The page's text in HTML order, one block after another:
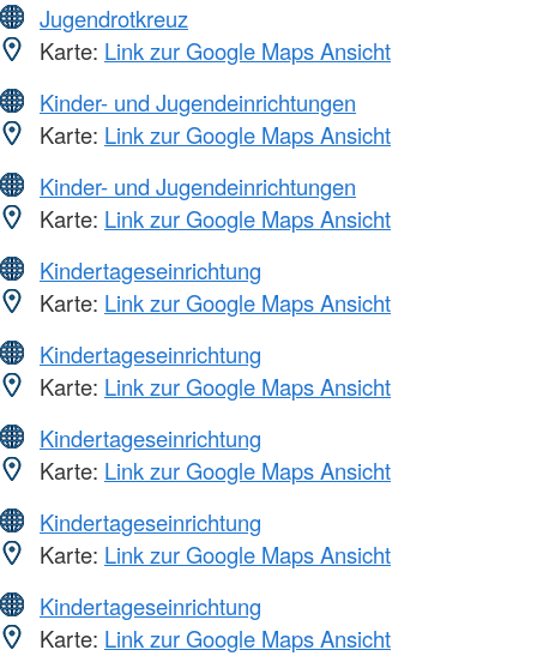
Jugendrotkreuz
Karte: Link zur Google Maps Ansicht
Kinder- und Jugendeinrichtungen
Karte: Link zur Google Maps Ansicht
Kinder- und Jugendeinrichtungen
Karte: Link zur Google Maps Ansicht
Kindertageseinrichtung
Karte: Link zur Google Maps Ansicht
Kindertageseinrichtung
Karte: Link zur Google Maps Ansicht
Kindertageseinrichtung
Karte: Link zur Google Maps Ansicht
Kindertageseinrichtung
Karte: Link zur Google Maps Ansicht
Kindertageseinrichtung
Karte: Link zur Google Maps Ansicht